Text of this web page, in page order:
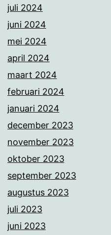
juli 2024
juni 2024
mei 2024
april 2024
maart 2024
februari 2024
januari 2024
december 2023
november 2023
oktober 2023
september 2023
augustus 2023
juli 2023
juni 2023